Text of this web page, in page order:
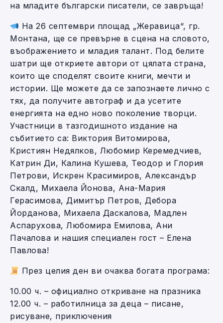
на младите български писатели, се завръща!
На 26 септември площад „Жеравица“, гр.
Монтана, ще се превърне в сцена на словото,
въображението и младия талант. Под белите
шатри ще откриете автори от цялата страна,
които ще споделят своите книги, мечти и
истории. Ще можете да се запознаете лично с
тях, да получите автограф и да усетите
енергията на едно ново поколение творци.
Участници в тазгодишното издание на
събитието са: Виктория Витомирова,
Кристиян Недялков, Любомир Керемедчиев,
Катрин Ди, Калина Кушева, Теодор и Глория
Петрови, Искрен Красимиров, Александър
Скалд, Михаела Йонова, Ана-Мария
Герасимова, Димитър Петров, Дебора
Йорданова, Михаела Даскалова, Мадлен
Аспарухова, Любомира Емилова, Ани
Пачалова и нашия специален гост – Елена
Павлова!
През целия ден ви очаква богата програма:
10.00 ч. – официално откриване на празника
12.00 ч. – работилница за деца – писане,
рисуване, приключения